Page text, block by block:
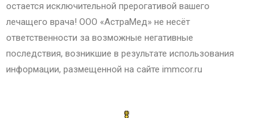
остается исключительной прерогативой вашего
лечащего врача! ООО «АстраМед» не несёт
ответственности за возможные негативные
последствия, возникшие в результате использования
информации, размещенной на сайте immcor.ru